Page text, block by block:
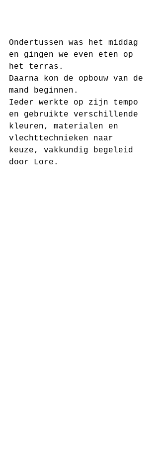
Ondertussen was het middag
en gingen we even eten op
het terras.
Daarna kon de opbouw van de
mand beginnen.
Ieder werkte op zijn tempo
en gebruikte verschillende
kleuren, materialen en
vlechttechnieken naar
keuze, vakkundig begeleid
door Lore.